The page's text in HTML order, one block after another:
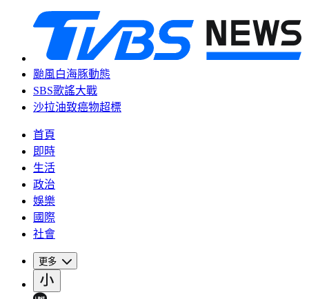
颱風白海豚動態
SBS歌謠大戰
沙拉油致癌物超標
首頁
即時
生活
政治
娛樂
國際
社會
更多